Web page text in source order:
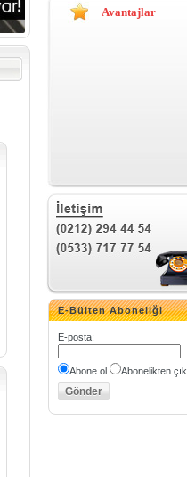
Avantajlar
E-Bülten Aboneliği
E-posta:
Abone ol Abonelikten çık